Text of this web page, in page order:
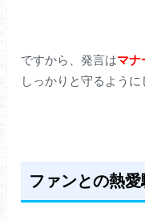
ですから、発言はマナ
しっかりと守るように
ファンとの熱